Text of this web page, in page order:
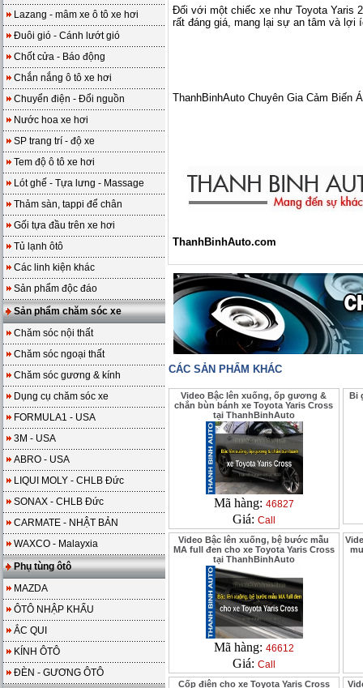
Lazang - mâm xe ô tô xe hơi
Đuôi gió - Cánh lướt gió
Chốt cửa - Báo động
Chắn nắng ô tô xe hơi
Chuyển điện - Đổi nguồn
Nước hoa xe hơi
SP trang trí - độ xe
Tem độ ô tô xe hơi
Lót ghế - Tựa lưng - Massage
Thảm sàn, tappi để chân
Gối tựa đầu trên xe hơi
Tủ lạnh ôtô
Các linh kiện khác
Sản phẩm độc đáo
Sản phẩm chăm sóc xe
Chăm sóc nội thất
Chăm sóc ngoại thất
Chăm sóc gương & kính
Dụng cụ chăm sóc xe
FORMULA1 - USA
3M - USA
ABRO - USA
LIQUI MOLY - CHLB Đức
SONAX - CHLB Đức
CARMATE - NHẬT BẢN
WAXCO - Malayxia
Phụ tùng ôtô
MAZDA
ÔTÔ NHẬP KHẨU
ẮC QUI
KÍNH ÔTÔ
ĐÈN - GƯƠNG ÔTÔ
Đối với một chiếc xe như Toyota Yaris
rất đáng giá, mang lại sự an tâm và lợi
ThanhBinhAuto Chuyên Gia Cảm Biến
ThanhBinhAuto.com
CÁC SẢN PHẨM KHÁC
Video Bậc lên xuống, ốp gương &
chắn bùn bánh xe Toyota Yaris Cross
tại ThanhBinhAuto
Mã hàng: 46827
Giá: Call
Bi
Video Bậc lên xuống, bệ bước mẫu
MA full đen cho xe Toyota Yaris Cross
tại ThanhBinhAuto
Mã hàng: 46612
Giá: Call
Cốp điện cho xe Toyota Yaris Cross